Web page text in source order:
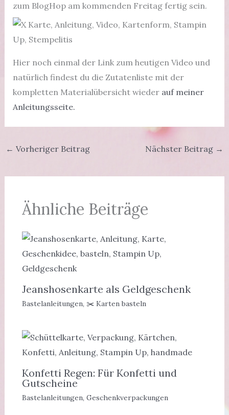
zum BlogHop am kommenden Freitag fertig sein.
Hier noch einmal der Link zum heutigen Video und
natürlich findest du die Zutatenliste mit der
kompletten Materialübersicht wieder auf meiner
Anleitungsseite.
← Vorheriger Beitrag Nächster Beitrag →
Ähnliche Beiträge
Jeanshosenkarte als Geldgeschenk
Bastelanleitungen, ✂️ Karten basteln
Konfetti Regen: Für Konfetti und
Gutscheine
Bastelanleitungen, Geschenkverpackungen